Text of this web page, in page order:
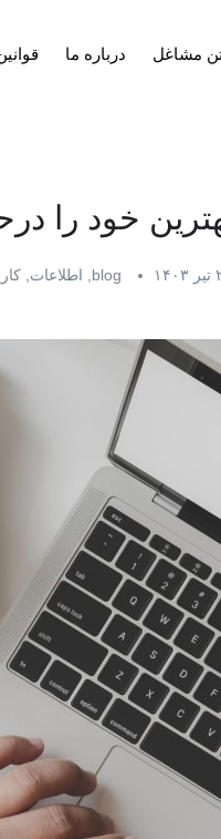
مشاغل درباره ما
خود را
blog اطلاعات